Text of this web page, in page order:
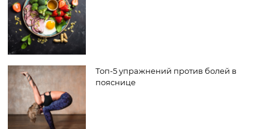
Топ-5 упражнений против болей в
пояснице